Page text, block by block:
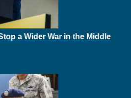
a Wider War in the Middle